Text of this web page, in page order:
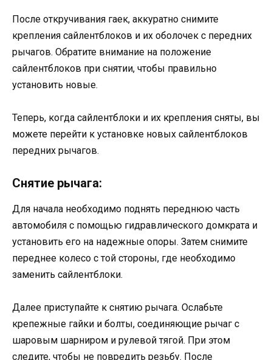
После откручивания гаек, аккуратно снимите
крепления сайлентблоков и их оболочек с передних
рычагов. Обратите внимание на положение
сайлентблоков при снятии, чтобы правильно
установить новые.
Теперь, когда сайлентблоки и их крепления сняты, вы
можете перейти к установке новых сайлентблоков
передних рычагов.
Снятие рычага:
Для начала необходимо поднять переднюю часть
автомобиля с помощью гидравлического домкрата и
установить его на надежные опоры. Затем снимите
переднее колесо с той стороны, где необходимо
заменить сайлентблоки.
Далее приступайте к снятию рычага. Ослабьте
крепежные гайки и болты, соединяющие рычаг с
шаровым шарниром и рулевой тягой. При этом
следите, чтобы не повредить резьбу. После